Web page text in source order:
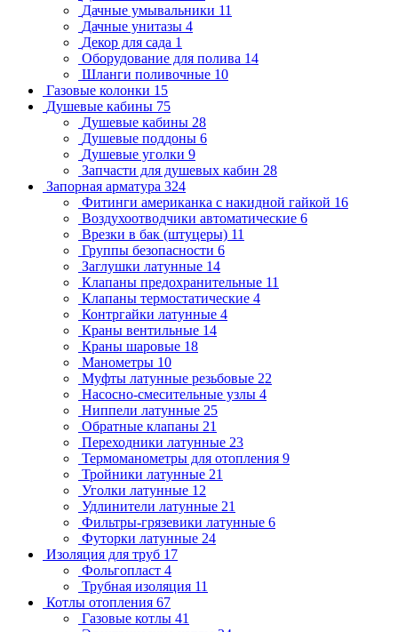
Дачные умывальники 11
Дачные унитазы 4
Декор для сада 1
Оборудование для полива 14
Шланги поливочные 10
Газовые колонки 15
Душевые кабины 75
Душевые кабины 28
Душевые поддоны 6
Душевые уголки 9
Запчасти для душевых кабин 28
Запорная арматура 324
Фитинги американка с накидной гайкой 16
Воздухоотводчики автоматические 6
Врезки в бак (штуцеры) 11
Группы безопасности 6
Заглушки латунные 14
Клапаны предохранительные 11
Клапаны термостатические 4
Контргайки латунные 4
Краны вентильные 14
Краны шаровые 18
Манометры 10
Муфты латунные резьбовые 22
Насосно-смесительные узлы 4
Ниппели латунные 25
Обратные клапаны 21
Переходники латунные 23
Термоманометры для отопления 9
Тройники латунные 21
Уголки латунные 12
Удлинители латунные 21
Фильтры-грязевики латунные 6
Футорки латунные 24
Изоляция для труб 17
Фольгопласт 4
Трубная изоляция 11
Котлы отопления 67
Газовые котлы 41